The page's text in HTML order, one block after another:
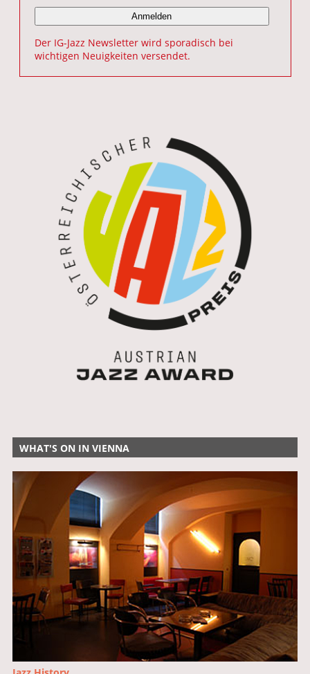
Der IG-Jazz Newsletter wird sporadisch bei
wichtigen Neuigkeiten versendet.
WHAT'S ON IN VIENNA